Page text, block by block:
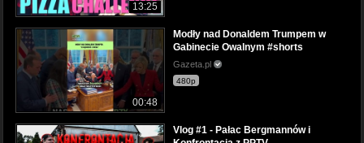
13:25
00:48
Modły nad Donaldem Trumpem w
Gabinecie Owalnym #shorts
Gazeta.pl
480p
Vlog #1 - Pałac Bergmannów i